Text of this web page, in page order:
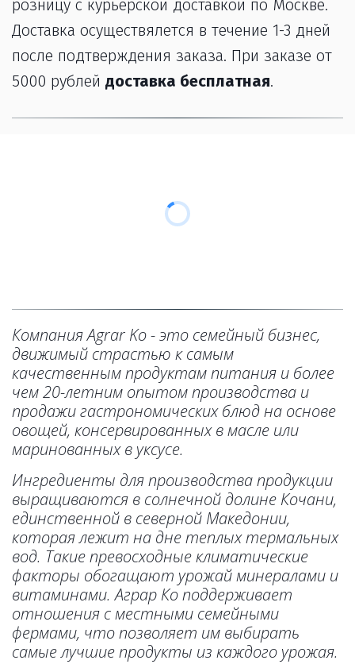
розницу с курьерской доставкой по Москве.
Доставка осуществялется в течение 1-3 дней
после подтверждения заказа. При заказе от
5000 рублей доставка бесплатная.
Компания Agrar Ko - это семейный бизнес,
движимый страстью к самым
качественным продуктам питания и более
чем 20-летним опытом производства и
продажи гастрономических блюд на основе
овощей, консервированных в масле или
маринованных в уксусе.
Ингредиенты для производства продукции
выращиваются в солнечной долине Кочани,
единственной в северной Македонии,
которая лежит на дне теплых термальных
вод. Такие превосходные климатические
факторы обогащают урожай минералами и
витаминами. Аграр Ко поддерживает
отношения с местными семейными
фермами, что позволяет им выбирать
самые лучшие продукты из каждого урожая.